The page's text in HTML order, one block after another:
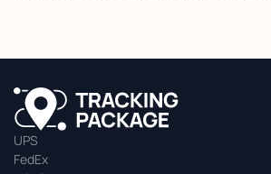
UPS
FedEx